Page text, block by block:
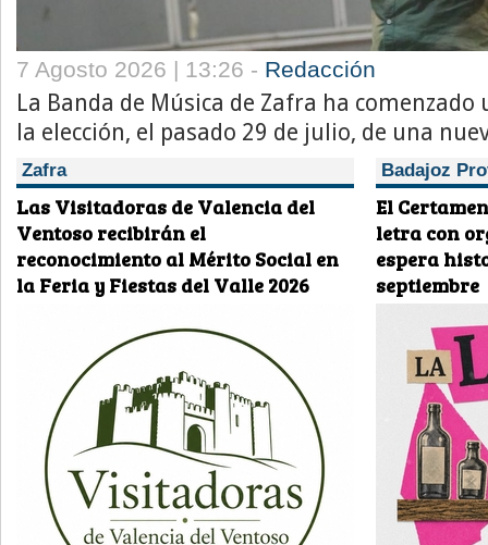
7 Agosto 2026 | 13:26 - Redacción
La Banda de Música de Zafra ha
la elección, el pasado 29 de julio, de una
Zafra
Las Visitadoras de Valencia del
Ventoso recibirán el
reconocimiento al Mérito Social en
la Feria y Fiestas del Valle 2026
Badajoz
El
letra con
espera
septiembre